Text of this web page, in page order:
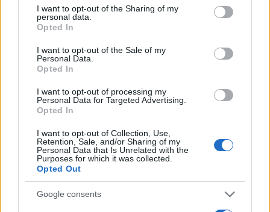
I want to opt-out of the Sharing of my
personal data.
Opted In
I want to opt-out of the Sale of my
Personal Data.
Opted In
I want to opt-out of processing my
Personal Data for Targeted Advertising.
Opted In
I want to opt-out of Collection, Use,
Retention, Sale, and/or Sharing of my
Personal Data that Is Unrelated with the
Purposes for which it was collected.
Opted Out
Google consents
l’ambasciatore cinese ci intimidiva se solo
provavamo a controllare i flussi o ad applicare
tornavano dagli entusiasmanti festeggiamenti per
l’inizio dell’anno del topo
Alla farsa poi è seguita la tragedia: invece di tener
dinamica simile a quella che porta le società
europee a militarizzare le città dopo aver escluso
come blasfema ogni seria politica di filtro dei
flussi migratori da regioni calde.